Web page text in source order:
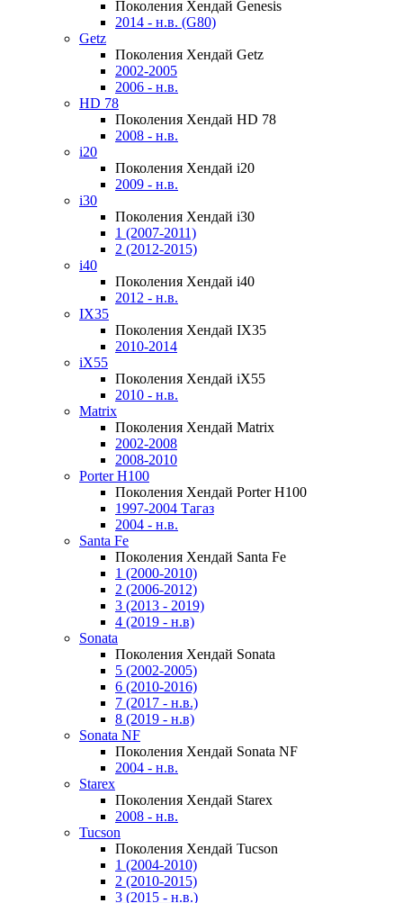
Поколения Хендай Genesis
2014 - н.в. (G80)
Getz
Поколения Хендай Getz
2002-2005
2006 - н.в.
HD 78
Поколения Хендай HD 78
2008 - н.в.
i20
Поколения Хендай i20
2009 - н.в.
i30
Поколения Хендай i30
1 (2007-2011)
2 (2012-2015)
i40
Поколения Хендай i40
2012 - н.в.
IX35
Поколения Хендай IX35
2010-2014
iX55
Поколения Хендай iX55
2010 - н.в.
Matrix
Поколения Хендай Matrix
2002-2008
2008-2010
Porter H100
Поколения Хендай Porter H100
1997-2004 Тагаз
2004 - н.в.
Santa Fe
Поколения Хендай Santa Fe
1 (2000-2010)
2 (2006-2012)
3 (2013 - 2019)
4 (2019 - н.в)
Sonata
Поколения Хендай Sonata
5 (2002-2005)
6 (2010-2016)
7 (2017 - н.в.)
8 (2019 - н.в)
Sonata NF
Поколения Хендай Sonata NF
2004 - н.в.
Starex
Поколения Хендай Starex
2008 - н.в.
Tucson
Поколения Хендай Tucson
1 (2004-2010)
2 (2010-2015)
3 (2015 - н.в.)